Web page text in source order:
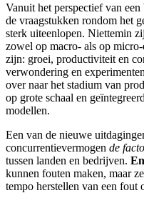
Vanuit het perspectief van
de vraagstukken rondom het
sterk uiteenlopen. Niettemin
zowel op macro- als op
zijn: groei, productiviteit en
verwondering en
over naar het stadium van
op grote schaal en
modellen.
Een van de nieuwe
concurrentievermogen de facto
tussen landen en bedrijven.
kunnen fouten maken, maar
tempo herstellen van een fout